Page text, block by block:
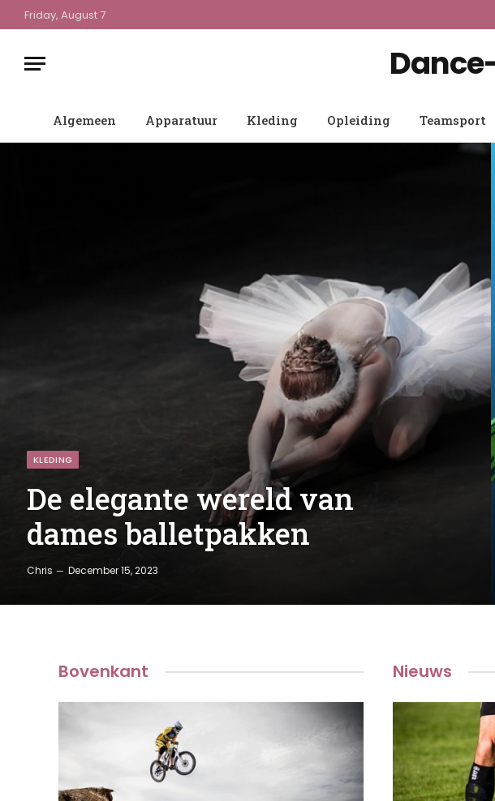
Friday, August 7
Algemeen Apparatuur Kleding Opleiding Teamsport
KLEDING
De elegante wereld van
dames balletpakken
Chris December 15, 2023
Bovenkant Nieuws